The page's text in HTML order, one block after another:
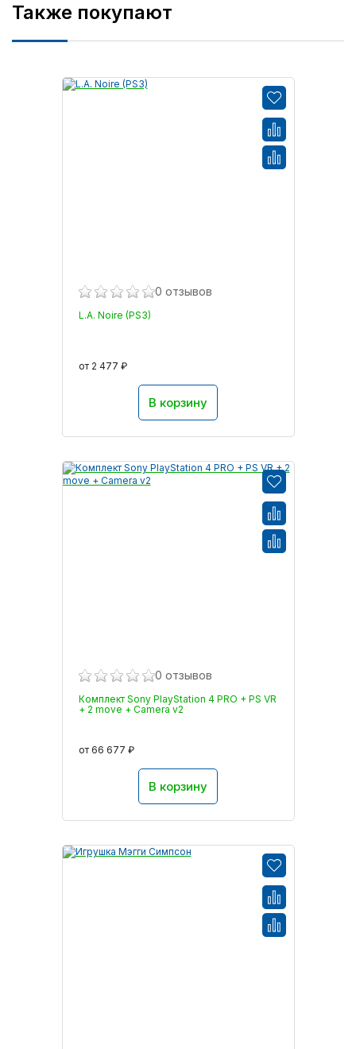
Также покупают
0 отзывов
L.A. Noire (PS3)
от 2 477 ₽
В корзину
0 отзывов
Комплект Sony PlayStation 4 PRO + PS VR
+ 2 move + Camera v2
от 66 677 ₽
В корзину